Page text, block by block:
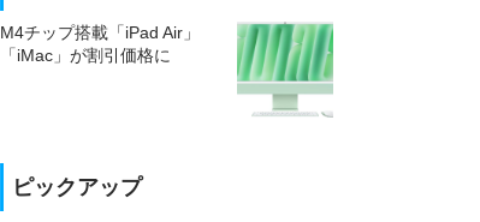
M4チップ搭載「iPad Air」
「iMac」が割引価格に
ピックアップ